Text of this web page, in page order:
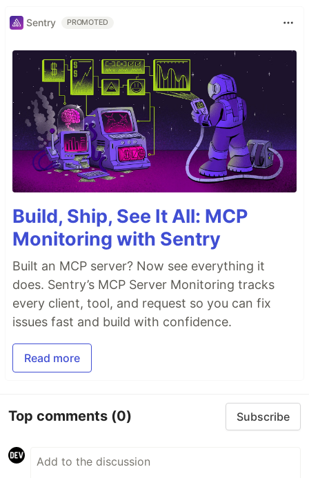
Sentry PROMOTED
Build, Ship, See It All: MCP
Monitoring with Sentry
Built an MCP server? Now see everything it
does. Sentry’s MCP Server Monitoring tracks
every client, tool, and request so you can fix
issues fast and build with confidence.
Read more
Top comments (0) Subscribe